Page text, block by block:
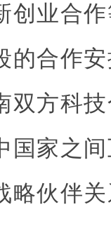
创业合
的合作
双方科
国家之
略伙伴